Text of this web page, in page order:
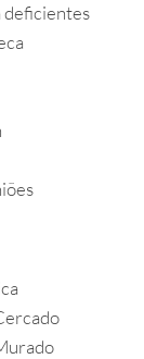
deficientes